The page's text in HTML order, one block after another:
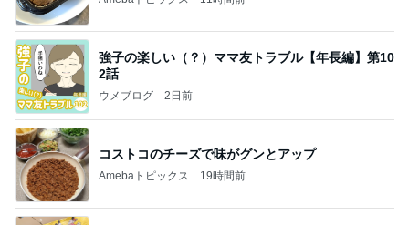
強子の楽しい（？）ママ友トラブル【年長編】第10
2話
ウメブログ 2日前
コストコのチーズで味がグンとアップ
Amebaトピックス 19時間前